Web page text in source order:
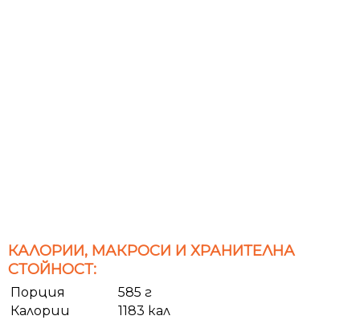
КАЛОРИИ, МАКРОСИ И ХРАНИТЕЛНА
СТОЙНОСТ:
Порция
585 г
Калории
1183 кал